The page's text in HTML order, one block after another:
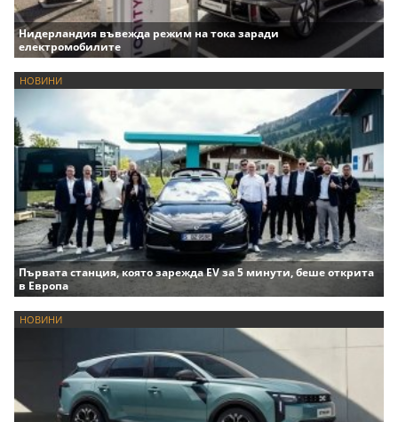
Нидерландия въвежда режим на тока заради
електромобилите
НОВИНИ
Първата станция, която зарежда EV за 5 минути, беше открита
в Европа
НОВИНИ